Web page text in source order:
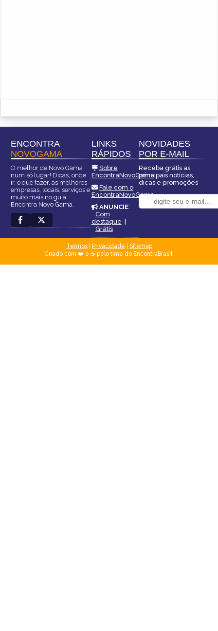
ENCONTRA
NOVOGAMA
O melhor de Novo Gama
num só lugar! Dicas, onde
ir, o que fazer, as melhores
empresas, locais, serviços e
muito mais no guia
Encontra Novo Gama.
LINKS
RÁPIDOS
Sobre
EncontraNovoGama
Fale com o
EncontraNovoGama
ANUNCIE:
Com
destaque |
Grátis
NOVIDADES
POR E-MAIL
Receba grátis as
principais notícias,
dicas e promoções
Termos| Privacidade
Sitemap
Criado com ❤️ e ☕ pelo time do EncontraBrasil